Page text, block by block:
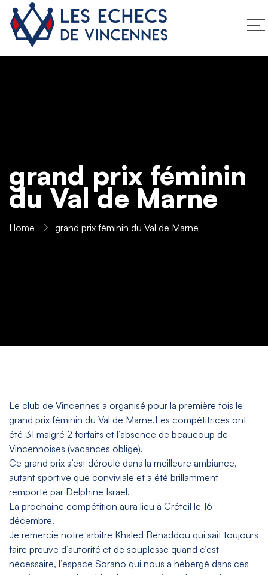
grand prix féminin
du Val de Marne
Home grand prix féminin du Val de Marne
Le club de Vincennes a organisé pour la première fois le
grand prix féminin du Val de Marne.Les compétitrices ont
été 31 malgré 2 forfaits et l’absence de beaucoup de
Vincennoises (vacances oblige).
Ce grand prix s’est déroulé dans la meilleure ambiance,
autant sportive que conviviale et a été brillamment
remporté par Delphine Israël.
La prochaine compétition aura lieu à Créteil le 16
décembre.
Je remercie notre arbitre Khaled Benaddou qui sait toujours
faire preuve d’autorité et de souplesse quand c’est
nécessaire, l’espace Sorano qui nous a hébergé dans ces